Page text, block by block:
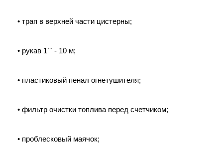
• трап в верхней части цистерны;
• рукав 1`` - 10 м;
• пластиковый пенал огнетушителя;
• фильтр очистки топлива перед счетчиком;
• проблесковый маячок;